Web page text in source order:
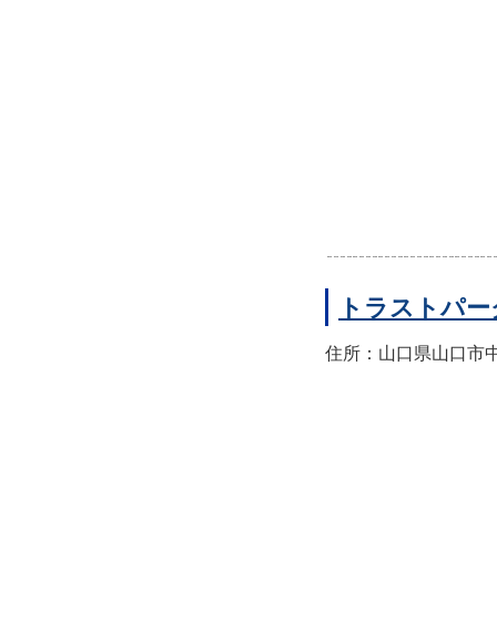
トラストパ
住所：山口県山口市